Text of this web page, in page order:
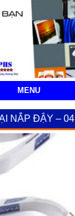
MENU
NẮP ĐẬY – 04